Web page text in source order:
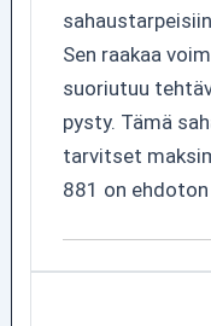
Sen raakaa
suoriutuu
pysty. Tämä
tarvitset
881 on ehdoton